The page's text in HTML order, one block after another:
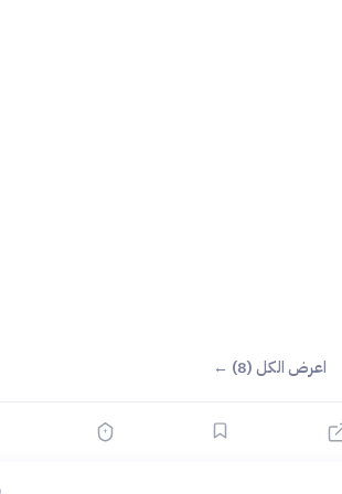
اعرض الكل (8) ←